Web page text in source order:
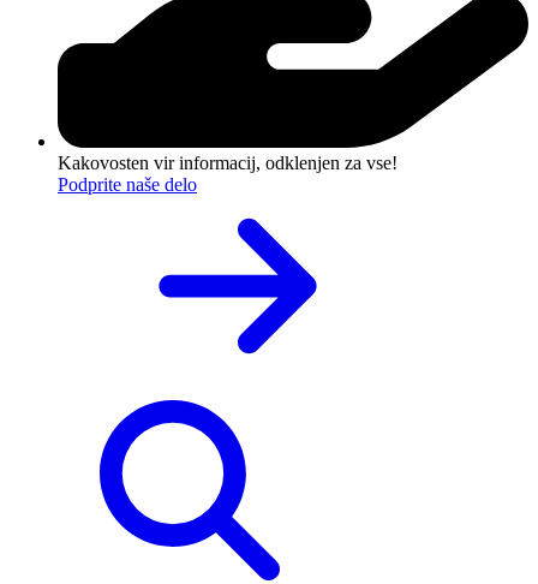
Kakovosten vir informacij, odklenjen za vse!
Podprite naše delo